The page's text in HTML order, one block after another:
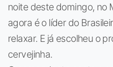
noite deste domingo, no
agora é o líder do
relaxar. E já escolheu o
cervejinha.